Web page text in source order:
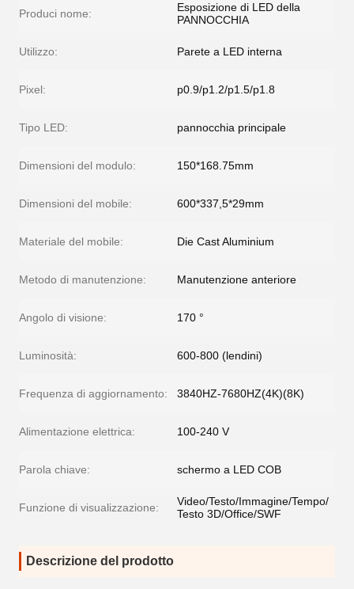
Produci nome:
Esposizione di LED della
PANNOCCHIA
Utilizzo: Parete a LED interna
Pixel: p0.9/p1.2/p1.5/p1.8
Tipo LED: pannocchia principale
Dimensioni del modulo: 150*168.75mm
Dimensioni del mobile: 600*337,5*29mm
Materiale del mobile: Die Cast Aluminium
Metodo di manutenzione: Manutenzione anteriore
Angolo di visione: 170 °
Luminosità: 600-800 (lendini)
Frequenza di aggiornamento: 3840HZ-7680HZ(4K)(8K)
Alimentazione elettrica: 100-240 V
Parola chiave: schermo a LED COB
Funzione di visualizzazione:
Video/Testo/Immagine/Tempo/
Testo 3D/Office/SWF
Descrizione del prodotto